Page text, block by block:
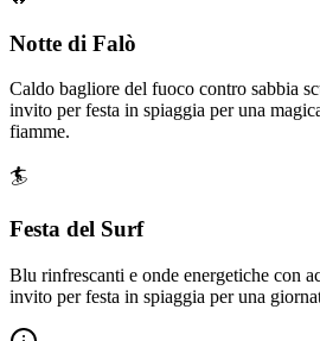
Notte di Falò
Caldo bagliore del fuoco contro sabbia
invito per festa in spiaggia per una
fiamme.
🏄
Festa del Surf
Blu rinfrescanti e onde energetiche con
invito per festa in spiaggia per una